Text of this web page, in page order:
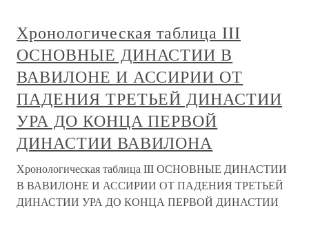
Хронологическая таблица III
ОСНОВНЫЕ ДИНАСТИИ В
ВАВИЛОНЕ И АССИРИИ ОТ
ПАДЕНИЯ ТРЕТЬЕЙ ДИНАСТИИ
УРА ДО КОНЦА ПЕРВОЙ
ДИНАСТИИ ВАВИЛОНА
Хронологическая таблица III ОСНОВНЫЕ ДИНАСТИИ
В ВАВИЛОНЕ И АССИРИИ ОТ ПАДЕНИЯ ТРЕТЬЕЙ
ДИНАСТИИ УРА ДО КОНЦА ПЕРВОЙ ДИНАСТИИ